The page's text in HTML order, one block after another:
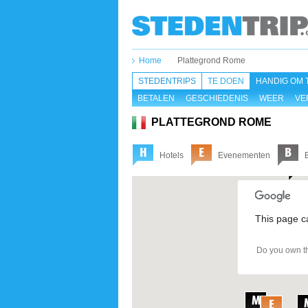
Home Plattegrond Rome
STEDENTRIPS TE DOEN
HANDIG OM
BETALEN
GESCHIEDENIS WEER
PLATTEGROND ROME
Hotels Evenementen
This page
Do you own